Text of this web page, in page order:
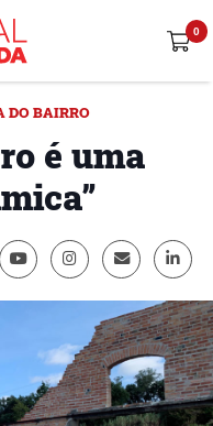
DO BAIRRO
é uma